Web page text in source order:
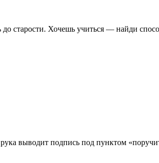
старости. Хочешь учиться — найди
выводит подпись под пунктом